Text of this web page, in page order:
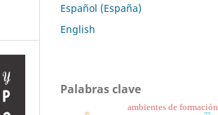
Español (España)
English
Palabras clave
ambientes de formación